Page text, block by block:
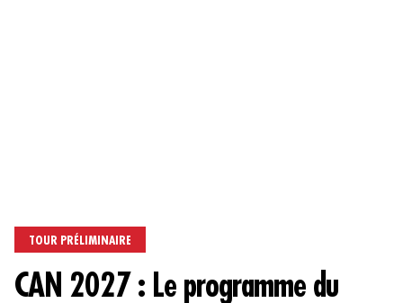
TOUR PRÉLIMINAIRE
CAN 2027 : Le programme du